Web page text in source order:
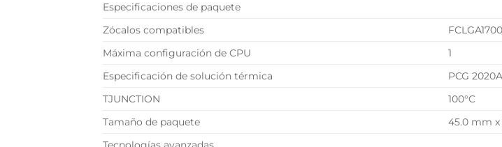
Especificaciones de paquete
Zócalos compatibles
FCLGA1700
Máxima configuración de CPU
1
Especificación de solución térmica
PCG 2020A
TJUNCTION
100°C
Tamaño de paquete
45.0 mm x